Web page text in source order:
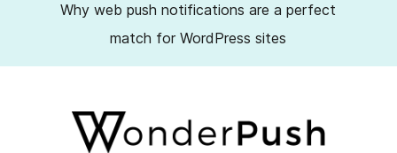
Why web push notifications are a perfect
match for WordPress sites